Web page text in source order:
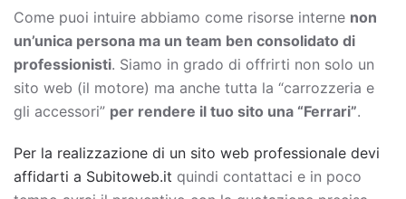
Come puoi intuire abbiamo come risorse interne non
un’unica persona ma un team ben consolidato di
professionisti. Siamo in grado di offrirti non solo un
sito web (il motore) ma anche tutta la “carrozzeria e
gli accessori” per rendere il tuo sito una “Ferrari”.
Per la realizzazione di un sito web professionale devi
affidarti a Subitoweb.it quindi contattaci e in poco